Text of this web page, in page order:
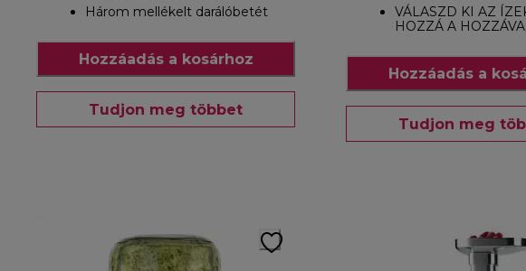
Három mellékelt darálóbetét
Hozzáadás a kosárhoz
Tudjon meg többet
VÁLASZD KI AZ
HOZZÁ A
Hozzáadás a
Tudjon meg